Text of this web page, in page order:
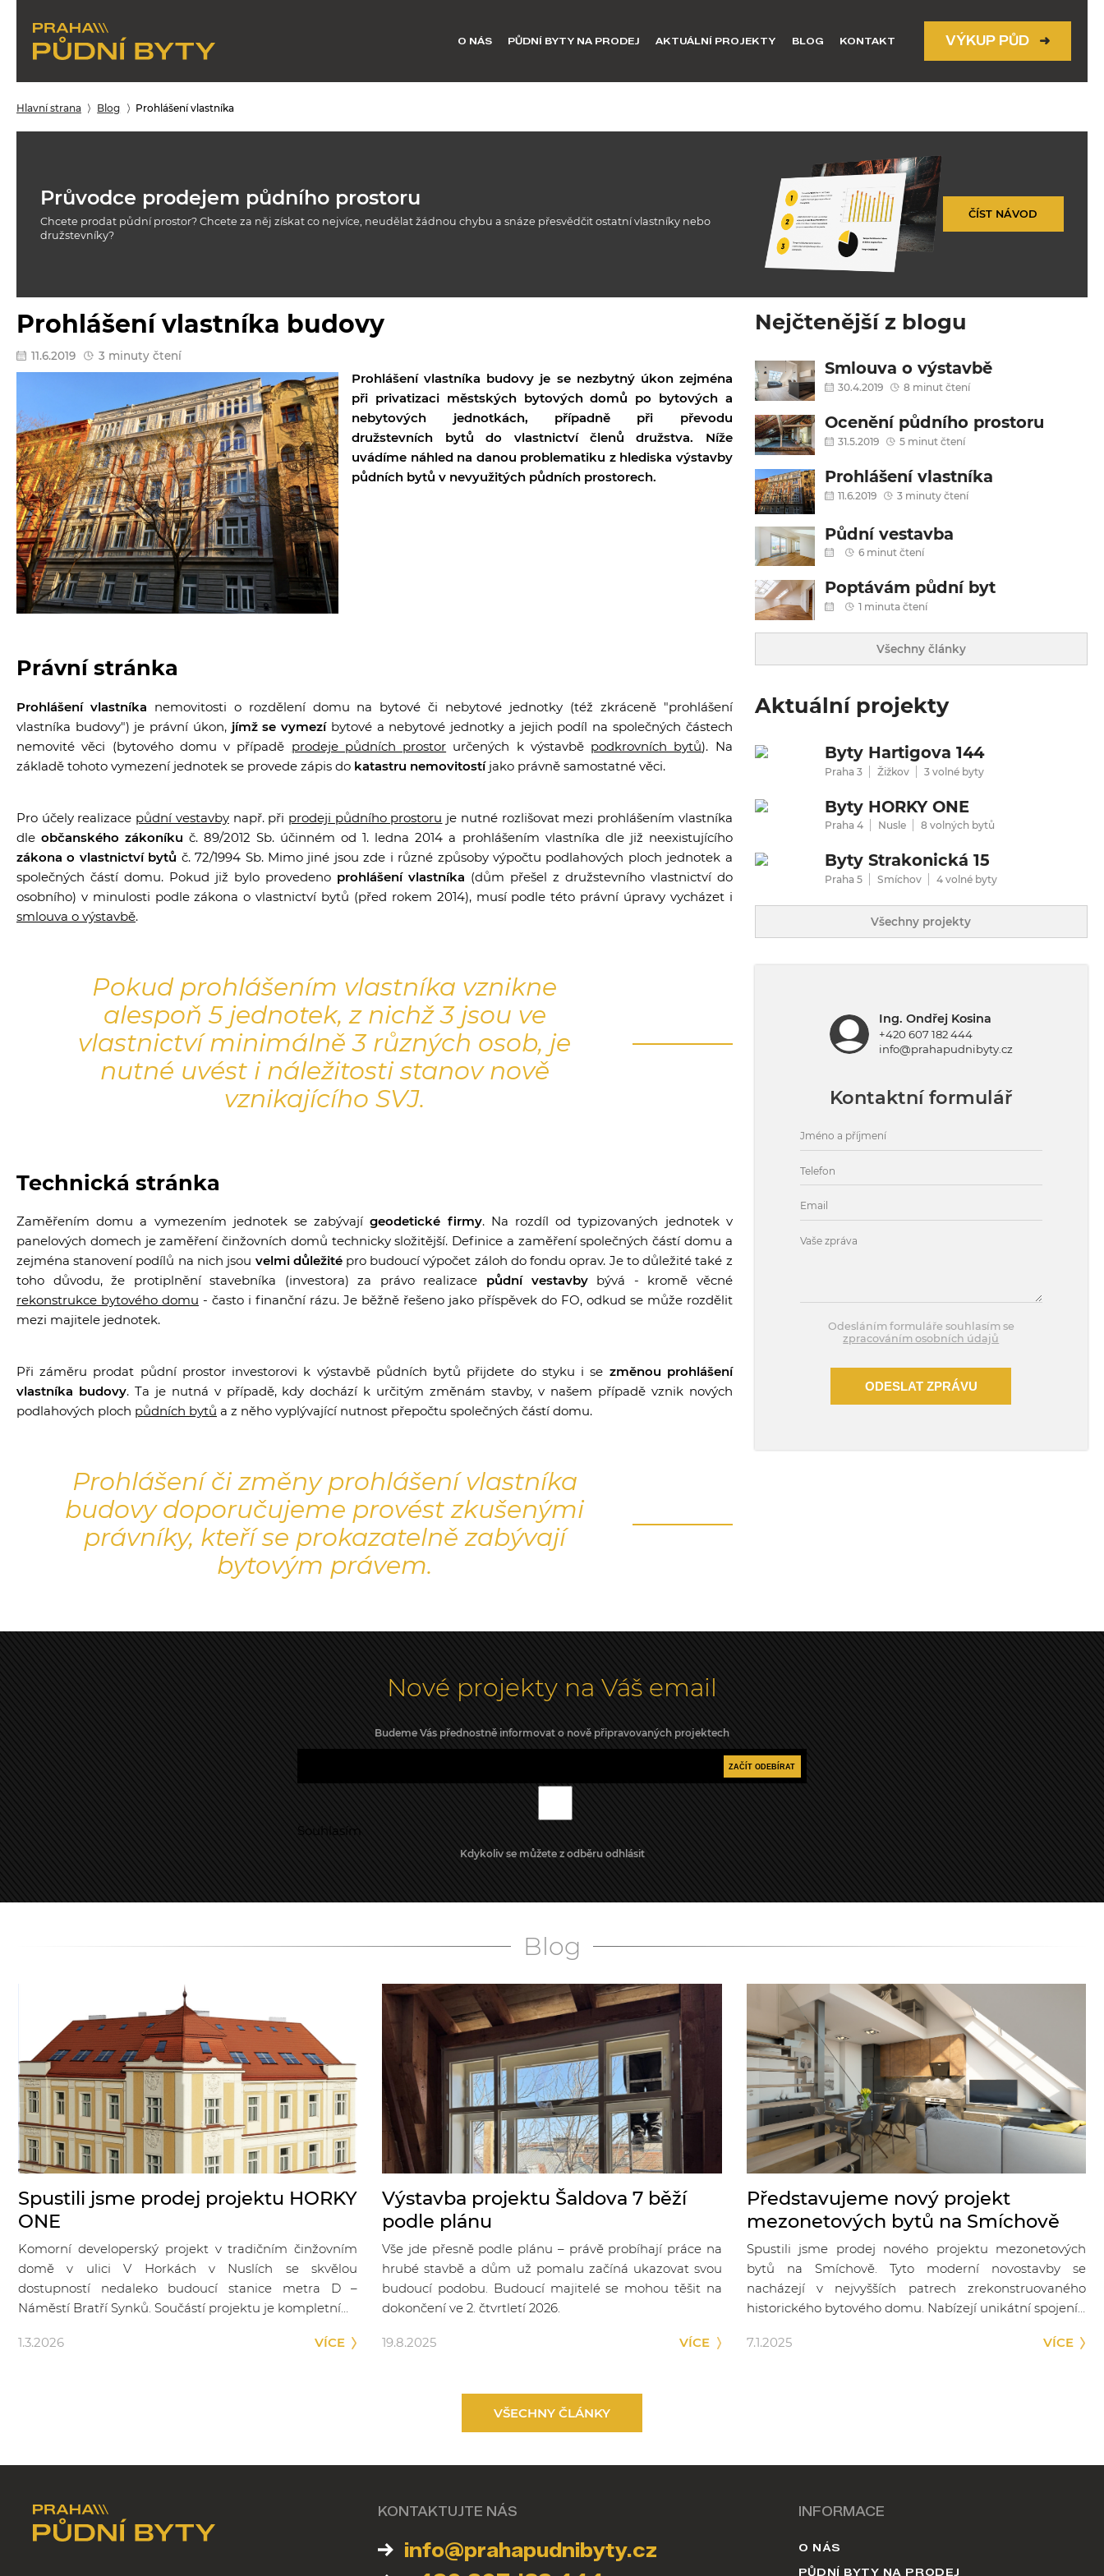
O NÁS PŮDNÍ BYTY NA PRODEJ AKTUÁLNÍ PROJEKTY BLOG KONTAKT VÝKUP PŮD ➜
Hlavní strana Blog Prohlášení vlastníka
Průvodce prodejem půdního prostoru
Chcete prodat půdní prostor? Chcete za něj získat co nejvíce, neudělat žádnou chybu a snáze přesvědčit ostatní vlastníky nebo
družstevníky?
ČÍST NÁVOD
Prohlášení vlastníka budovy
11.6.2019 3 minuty čtení
Prohlášení vlastníka budovy je se nezbytný úkon zejména
při privatizaci městských bytových domů po bytových a
nebytových jednotkách, případně při převodu
družstevních bytů do vlastnictví členů družstva. Níže
uvádíme náhled na danou problematiku z hlediska výstavby
půdních bytů v nevyužitých půdních prostorech.
Právní stránka
Prohlášení vlastníka nemovitosti o rozdělení domu na bytové či nebytové jednotky (též zkráceně "prohlášení
vlastníka budovy") je právní úkon, jímž se vymezíbytové a nebytové jednotky a jejich podíl na společných částech
nemovité věci (bytového domu v případě prodeje půdních prostor určených k výstavbě podkrovních bytů). Na
základě tohoto vymezení jednotek se provede zápis do katastru nemovitostíjako právně samostatné věci.
Pro účely realizace půdní vestavbynapř. při prodeji půdního prostoru je nutné rozlišovat mezi prohlášením vlastníka
dleobčanského zákoníku č. 89/2012 Sb. účinném od 1. ledna 2014 a prohlášením vlastníka dle již neexistujícího
zákona o vlastnictví bytů č. 72/1994 Sb. Mimo jiné jsou zde i různé způsoby výpočtu podlahových ploch jednotek a
společných částí domu. Pokud již bylo provedeno prohlášení vlastníka (dům přešel z družstevního vlastnictví do
osobního) v minulosti podle zákona o vlastnictví bytů (před rokem 2014), musí podle této právní úpravy vycházet i
smlouva o výstavbě.
Pokud prohlášením vlastníka vznikne
alespoň 5 jednotek, z nichž 3 jsou ve
vlastnictví minimálně 3 různých osob, je
nutné uvést i náležitosti stanov nově
vznikajícího SVJ.
Technická stránka
Zaměřením domu a vymezením jednotek se zabývajígeodetické firmy. Na rozdíl od typizovaných jednotek v
panelových domech je zaměření činžovních domů technicky složitější. Definice a zaměření společných částí domu a
zejména stanovení podílů na nich jsou velmi důležitépro budoucí výpočet záloh do fondu oprav. Je to důležité také z
toho důvodu, že protiplnění stavebníka (investora) za právo realizace půdní vestavbybývá - kromě věcné
rekonstrukce bytového domu - často i finanční rázu. Je běžně řešeno jako příspěvek do FO, odkud se může rozdělit
mezi majitele jednotek.
Při záměru prodat půdní prostor investorovi k výstavbě půdních bytů přijdete do styku i se změnou prohlášení
vlastníka budovy. Ta je nutná v případě, kdy dochází k určitým změnám stavby, v našem případě vznik nových
podlahových ploch půdních bytů a z něho vyplývající nutnost přepočtu společných částí domu.
Prohlášení či změny prohlášení vlastníka
budovy doporučujeme provést zkušenými
právníky, kteří se prokazatelně zabývají
bytovým právem.
Nejčtenější z blogu
Smlouva o výstavbě
30.4.2019 8 minut čtení
Ocenění půdního prostoru
31.5.2019 5 minut čtení
Prohlášení vlastníka
11.6.2019 3 minuty čtení
Půdní vestavba
6 minut čtení
Poptávám půdní byt
1 minuta čtení
Všechny články
Aktuální projekty
Byty Hartigova 144
Praha 3 Žižkov 3 volné byty
Byty HORKY ONE
Praha 4 Nusle 8 volných bytů
Byty Strakonická 15
Praha 5 Smíchov 4 volné byty
Všechny projekty
Ing. Ondřej Kosina
+420 607 182 444
info@prahapudnibyty.cz
Kontaktní formulář
Odesláním formuláře souhlasím se
zpracováním osobních údajů
ODESLAT ZPRÁVU
Nové projekty na Váš email
Budeme Vás přednostně informovat o nově připravovaných projektech
Souhlasím
ZAČÍT ODEBÍRAT
Kdykoliv se můžete z odběru odhlásit
Blog
Spustili jsme prodej projektu HORKY
ONE
Komorní developerský projekt v tradičním činžovním
domě v ulici V Horkách v Nuslích se skvělou
dostupností nedaleko budoucí stanice metra D –
Náměstí Bratří Synků. Součástí projektu je kompletní…
1.3.2026 VÍCE
Výstavba projektu Šaldova 7 běží
podle plánu
Vše jde přesně podle plánu – právě probíhají práce na
hrubé stavbě a dům už pomalu začíná ukazovat svou
budoucí podobu. Budoucí majitelé se mohou těšit na
dokončení ve 2. čtvrtletí 2026.
19.8.2025 VÍCE
Představujeme nový projekt
mezonetových bytů na Smíchově
Spustili jsme prodej nového projektu mezonetových
bytů na Smíchově. Tyto moderní novostavby se
nacházejí v nejvyšších patrech zrekonstruovaného
historického bytového domu. Nabízejí unikátní spojení…
7.1.2025 VÍCE
VŠECHNY ČLÁNKY
KONTAKTUJTE NÁS
info@prahapudnibyty.cz
INFORMACE
O NÁS
PŮDNÍ BYTY NA PRODEJ